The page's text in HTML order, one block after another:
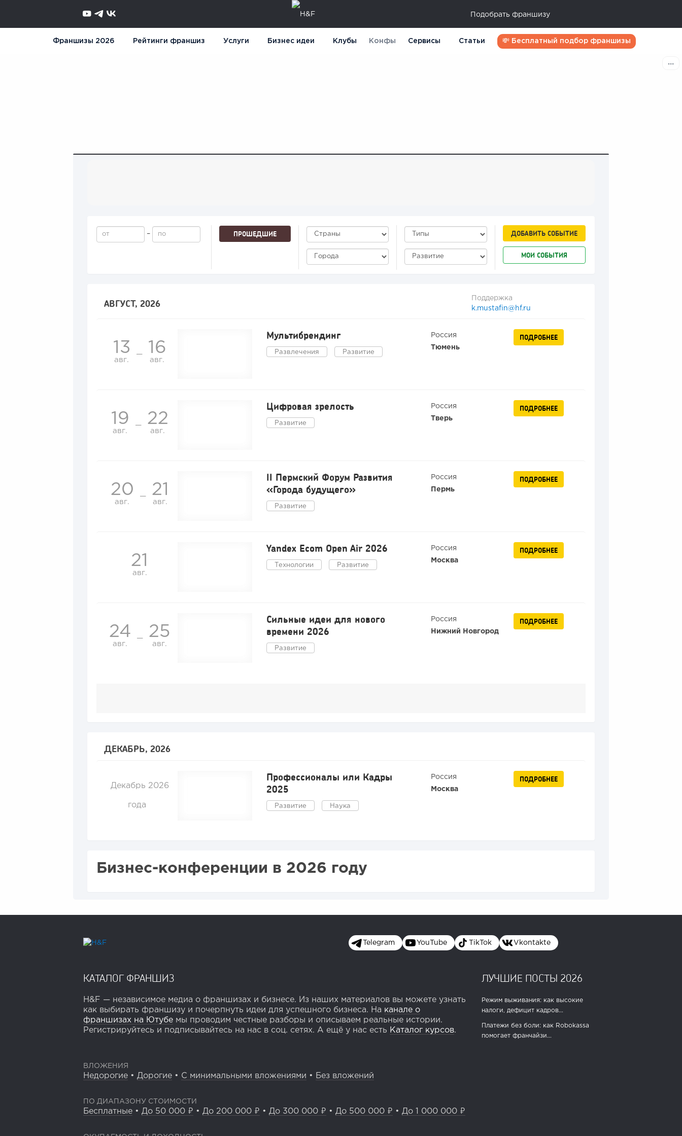
Подобрать франшизу
Франшизы 2026 Рейтинги франшиз Услуги Бизнес идеи Клубы Конфы Сервисы Статьи 💸 Бесплатный подбор франшизы
– ПРОШЕДШИЕ ДОБАВИТЬ СОБЫТИЕ
МОИ СОБЫТИЯ
АВГУСТ, 2026
Поддержка
k.mustafin@hf.ru
13
авг.
— 16
авг.
Мультибрендинг
Развлечения Развитие
Россия
Тюмень
ПОДРОБНЕЕ
19
авг.
— 22
авг.
Цифровая зрелость
Развитие
Россия
Тверь
ПОДРОБНЕЕ
20
авг.
— 21
авг.
II Пермский Форум Развития
«Города будущего»
Развитие
Россия
Пермь
ПОДРОБНЕЕ
21
авг.
Yandex Ecom Open Air 2026
Технологии Развитие
Россия
Москва
ПОДРОБНЕЕ
24
авг.
— 25
авг.
Сильные идеи для нового
времени 2026
Развитие
Россия
Нижний Новгород
ПОДРОБНЕЕ
ДЕКАБРЬ, 2026
Декабрь 2026
года
Профессионалы или Кадры
2025
Развитие Наука
Россия
Москва
ПОДРОБНЕЕ
Бизнес-конференции в 2026 году
Telegram YouTube TikTok Vkontakte
КАТАЛОГ ФРАНШИЗ
H&F — независимое медиа о франшизах и бизнесе. Из наших материалов вы можете узнать
как выбирать франшизу и почерпнуть идеи для успешного бизнеса. На канале о
франшизах на Ютубе мы проводим честные разборы и описываем реальные истории.
Регистрируйтесь и подписывайтесь на нас в соц. сетях. А ещё у нас есть Каталог курсов.
ЛУЧШИЕ ПОСТЫ 2026
Режим выживания: как высокие
налоги, дефицит кадров...
Платежи без боли: как Robokassa
помогает франчайзи...
ВЛОЖЕНИЯ
Недорогие • Дорогие • С минимальными вложениями • Без вложений
ПО ДИАПАЗОНУ СТОИМОСТИ
Бесплатные • До 50 000 ₽ • До 200 000 ₽ • До 300 000 ₽ • До 500 000 ₽ • До 1 000 000 ₽